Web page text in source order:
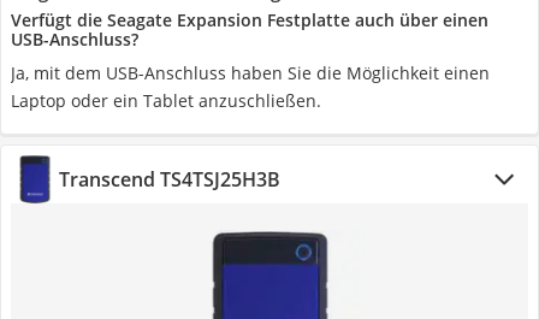
Verfügt die Seagate Expansion Festplatte auch über einen
USB-Anschluss?
Ja, mit dem USB-Anschluss haben Sie die Möglichkeit einen
Laptop oder ein Tablet anzuschließen.
Transcend TS4TSJ25H3B